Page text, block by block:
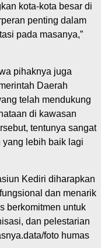
kota-kota besar di
penting dalam
pada masanya,”
pihaknya juga
Daerah
telah mendukung
di kawasan
tentunya sangat
yang lebih baik lagi
Kediri diharapkan
dan menarik
berkomitmen untuk
dan pelestarian
foto humas